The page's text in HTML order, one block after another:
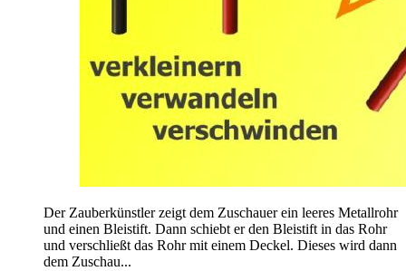
Der Zauberkünstler zeigt dem Zuschauer ein leeres Metallrohr
und einen Bleistift. Dann schiebt er den Bleistift in das Rohr
und verschließt das Rohr mit einem Deckel. Dieses wird dann
dem Zuschau...